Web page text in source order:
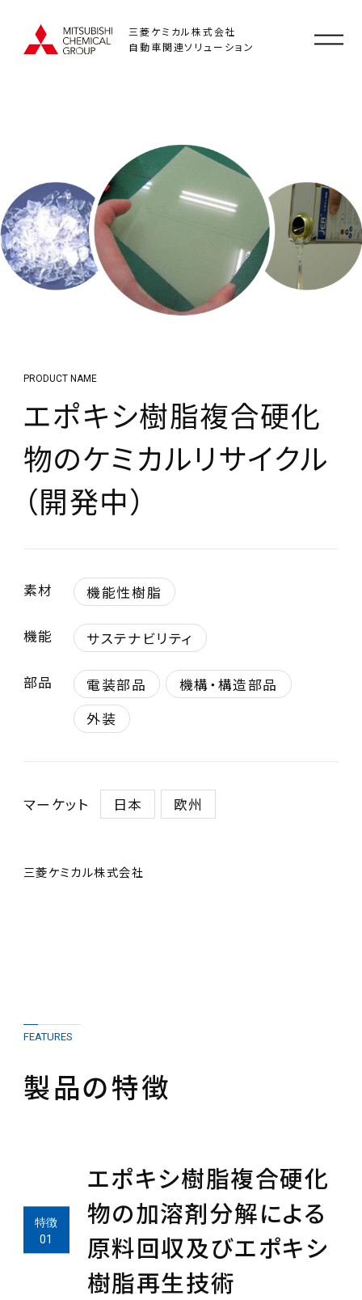
三菱ケミカル株式会社
自動車関連ソリューション
PRODUCT NAME
エポキシ樹脂複合硬化
物のケミカルリサイクル
（開発中）
素材 機能性樹脂
機能 サステナビリティ
部品 電装部品
機構・構造部品
外装
マーケット 日本 欧州
三菱ケミカル株式会社
FEATURES
製品の特徴
エポキシ樹脂複合硬化
物の加溶剤分解による
原料回収及びエポキシ
樹脂再生技術